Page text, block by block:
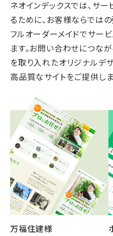
ネオインデックスでは、サー
るために、お客様ならでは
フルオーダーメイドでサー
ます。お問い合わせにつな
を取り入れたオリジナルデ
高品質なサイトをご提供しま
万福住建様